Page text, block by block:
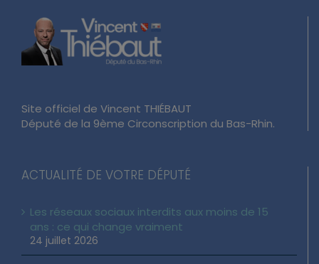
Site officiel de Vincent THIÉBAUT
Député de la 9ème Circonscription du Bas-Rhin.
ACTUALITÉ DE VOTRE DÉPUTÉ
Les réseaux sociaux interdits aux moins de 15
ans : ce qui change vraiment
24 juillet 2026